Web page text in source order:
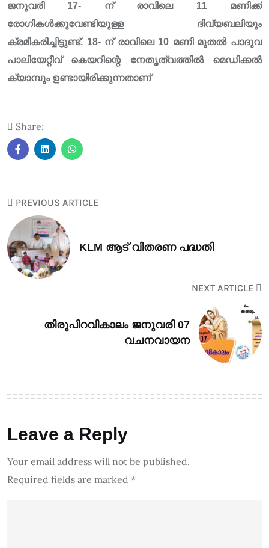
ജനുവരി 17- ന് രാവിലെ 11 മണിക്ക്
രോഗികൾക്കുവേണ്ടിയുള്ള ദിവ്യബലിയും
ക്രമീകരിച്ചിട്ടുണ്ട്. 18- ന് രാവിലെ 10 മണി മുതൽ പാദുവ
പാലിയേറ്റീവ് കെയറിന്റെ നേതൃത്വത്തിൽ മെഡിക്കൽ
ക്യാമ്പും ഉണ്ടായിരിക്കുന്നതാണ്
Share:
PREVIOUS ARTICLE
KLM ആട് വിതരണ പദ്ധതി
NEXT ARTICLE
തിരുപിറവികാലം ജനുവരി 07
വചനവായന
Leave a Reply
Your email address will not be published.
Required fields are marked *